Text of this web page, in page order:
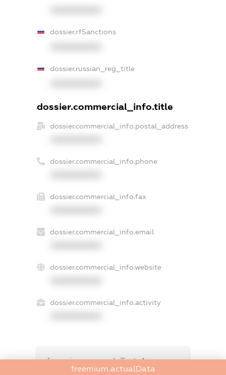
dossier.rfSanctions
dossier.russian_reg_title
dossier.commercial_info.title
dossier.commercial_info.postal_address
dossier.commercial_info.phone
dossier.commercial_info.fax
dossier.commercial_info.email
dossier.commercial_info.website
dossier.commercial_info.activity
freemium.exampleText_1
freemium.exampleText_2
freemium.actualData